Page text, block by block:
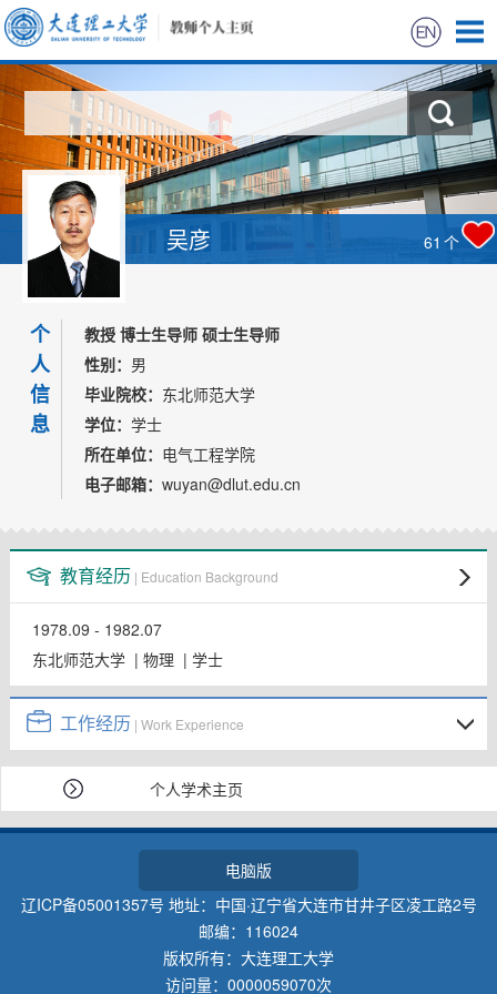
首页
科学研究
教学研究
获奖信息
招生信息
学生信息
我的相册
教师博客
吴彦 61 个
个
人
信
息
教授 博士生导师 硕士生导师
性别： 男
毕业院校： 东北师范大学
学位： 学士
所在单位： 电气工程学院
电子邮箱： wuyan@dlut.edu.cn
教育经历 | Education Background
1978.09 - 1982.07
东北师范大学 | 物理 | 学士
工作经历 | Work Experience
个人学术主页
电脑版
辽ICP备05001357号 地址：中国·辽宁省大连市甘井子区凌工路2号
邮编：116024
版权所有：大连理工大学
访问量： 0000059070次